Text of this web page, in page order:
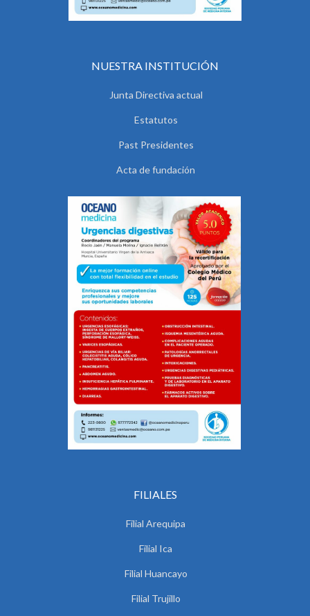
NUESTRA INSTITUCIÓN
Junta Directiva actual
Estatutos
Past Presidentes
Acta de fundación
FILIALES
Filial Arequipa
Filial Ica
Filial Huancayo
Filial Trujillo